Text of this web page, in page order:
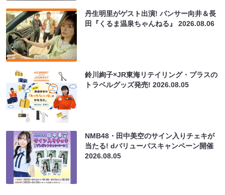
丹生明里がゲスト出演! パンサー向井＆長
田『くるま温泉ちゃんねる』2026.08.06
鈴川絢子×JR東海リテイリング・プラスの
トラベルグッズ発売!2026.08.05
NMB48・田中美空のサイン入りチェキが
当たる! dバリューパスキャンペーン開催
2026.08.05